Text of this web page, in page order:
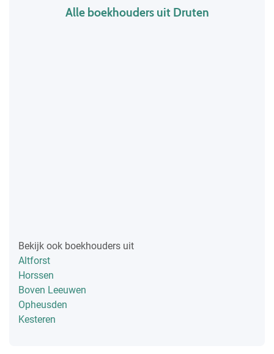
Alle boekhouders uit Druten
Bekijk ook boekhouders uit
Altforst
Horssen
Boven Leeuwen
Opheusden
Kesteren